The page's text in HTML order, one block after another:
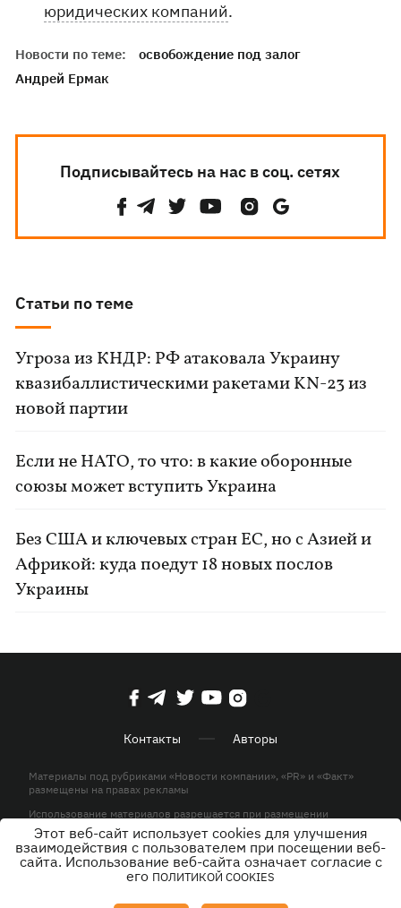
юридических компаний.
Новости по теме:
освобождение под залог
Андрей Ермак
Подписывайтесь на нас в соц. сетях
Статьи по теме
Угроза из КНДР: РФ атаковала Украину
квазибаллистическими ракетами KN-23 из
новой партии
Если не НАТО, то что: в какие оборонные
союзы может вступить Украина
Без США и ключевых стран ЕС, но с Азией и
Африкой: куда поедут 18 новых послов
Украины
Контакты Авторы
Материалы под рубриками «Новости компании», «PR» и «Факт»
размещены на правах рекламы
Использование материалов разрешается при размещении
активной гиперссылки на KP.UA в первом абзаце.
© ООО «ЮЛАВ МЕДИА»,2026. Все права защищены.
Этот веб-сайт использует cookies для улучшения
взаимодействия с пользователем при посещении веб-
сайта. Использование веб-сайта означает согласие с
его ПОЛИТИКОЙ COOKIES